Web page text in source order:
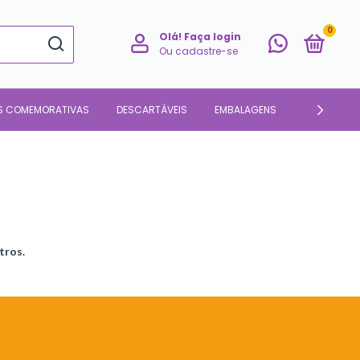
Olá! Faça login
Ou cadastre-se
0
COMEMORATIVAS DESCARTÁVEIS EMBALAGENS PARA O LAR